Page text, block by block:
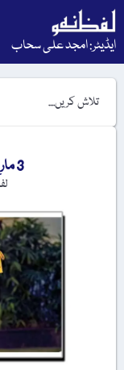
ایڈیٹر: امجد علی سحاب
3 مارچ، شردھا کپور کا یومِ پیدایش